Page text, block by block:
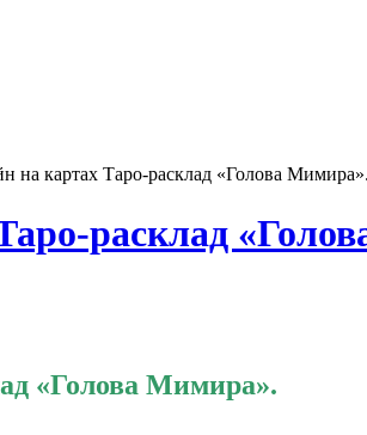
на картах Таро-расклад «Голова Мимира».
расклад
«Голова Мимира».